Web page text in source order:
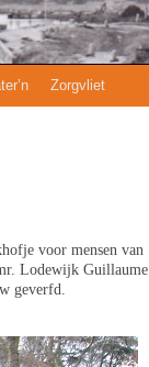
Zorgvliet
voor mensen van
Lodewijk Guillaume
geverfd.